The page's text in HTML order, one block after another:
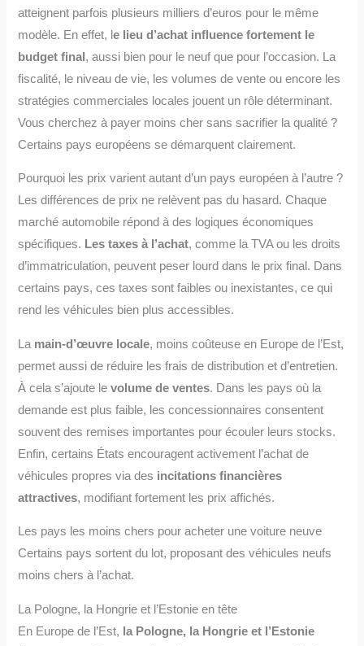
atteignent parfois plusieurs milliers d’euros pour le même
modèle. En effet, le lieu d’achat influence fortement le
budget final , aussi bien pour le neuf que pour l’occasion. La
fiscalité, le niveau de vie, les volumes de vente ou encore les
stratégies commerciales locales jouent un rôle déterminant.
Vous cherchez à payer moins cher sans sacrifier la qualité ?
Certains pays européens se démarquent clairement.
Pourquoi les prix varient autant d’un pays européen à l’autre ?
Les différences de prix ne relèvent pas du hasard. Chaque
marché automobile répond à des logiques économiques
spécifiques. Les taxes à l’achat, comme la TVA ou les droits
d’immatriculation, peuvent peser lourd dans le prix final. Dans
certains pays, ces taxes sont faibles ou inexistantes, ce qui
rend les véhicules bien plus accessibles.
La main-d’œuvre locale, moins coûteuse en Europe de l’Est,
permet aussi de réduire les frais de distribution et d’entretien.
À cela s’ajoute levolume de ventes. Dans les pays où la
demande est plus faible, les concessionnaires consentent
souvent des remises importantes pour écouler leurs stocks.
Enfin, certains États encouragent activement l’achat de
véhicules propres via des incitations financières
attractives, modifiant fortement les prix affichés.
Les pays les moins chers pour acheter une voiture neuve
Certains pays sortent du lot, proposant des véhicules neufs
moins chers à l’achat.
La Pologne, la Hongrie et l’Estonie en tête
En Europe de l’Est, la Pologne, la Hongrie et l’Estonie